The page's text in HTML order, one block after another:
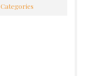
Categories